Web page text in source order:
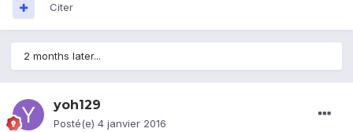
Citer
2 months later...
yoh129
Posté(e) 4 janvier 2016